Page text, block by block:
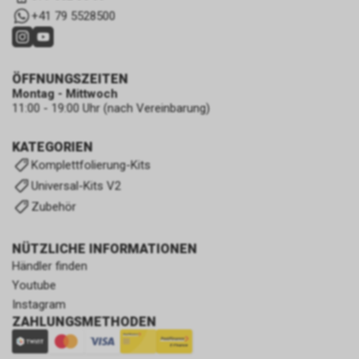
+41 79 5528500
KATEGORIEN
Komplettfolierung-Kits
Universal-Kits V2
Zubehör
NÜTZLICHE INFORMATIONEN
Händler finden
Youtube
Instagram
ZAHLUNGSMETHODEN
ÖFFNUNGSZEITEN
Montag - Mittwoch
11:00 - 19:00 Uhr (nach Vereinbarung)